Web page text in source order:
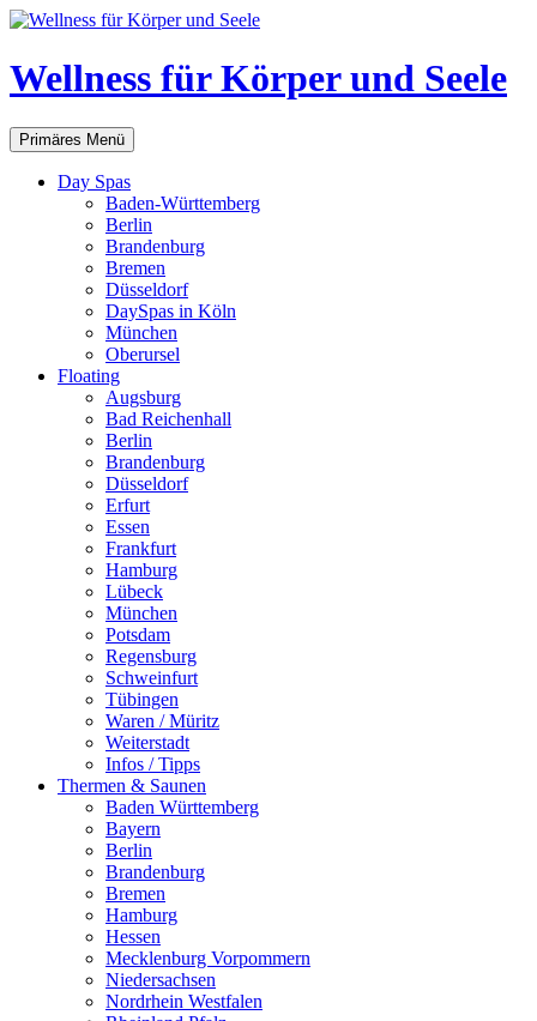
Zum
springen
Wellness für Körper und Seele
Suchen
Primäres Menü
Day Spas
Baden-Württemberg
Berlin
Brandenburg
Bremen
Düsseldorf
DaySpas in Köln
München
Oberursel
Floating
Augsburg
Bad Reichenhall
Berlin
Brandenburg
Düsseldorf
Erfurt
Essen
Frankfurt
Hamburg
Lübeck
München
Potsdam
Regensburg
Schweinfurt
Tübingen
Waren / Müritz
Weiterstadt
Infos / Tipps
Thermen & Saunen
Baden Württemberg
Bayern
Berlin
Brandenburg
Bremen
Hamburg
Hessen
Mecklenburg Vorpommern
Niedersachsen
Nordrhein Westfalen